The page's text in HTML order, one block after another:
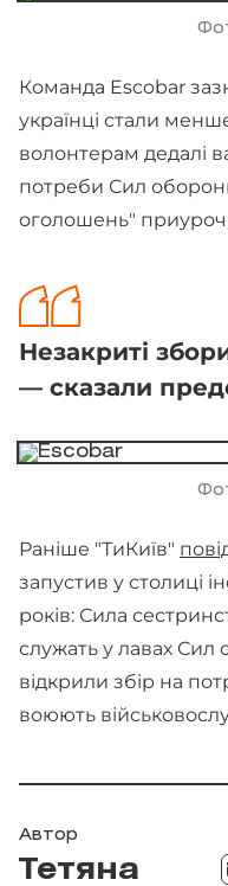
Команда Escobar
українці стали
волонтерам дедалі
потреби Сил
оголошень"
Незакриті
— сказали
Раніше "ТиКиїв"
запустив у столиці
років: Сила
служать у лавах
відкрили збір на
воюють
Автор
Тетяна